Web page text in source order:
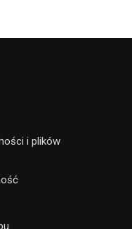
i plików